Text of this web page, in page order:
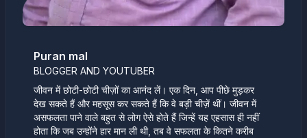
Puran mal
BLOGGER AND YOUTUBER
जीवन में छोटी-छोटी चीज़ों का आनंद लें। एक दिन, आप पीछे मुड़कर
देख सकते हैं और महसूस कर सकते हैं कि वे बड़ी चीज़ें थीं। जीवन में
असफलता पाने वाले बहुत से लोग ऐसे होते हैं जिन्हें यह एहसास ही नहीं
होता कि जब उन्होंने हार मान ली थी, तब वे सफलता के कितने करीब